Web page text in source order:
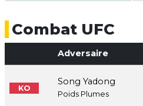
Combat UFC
Adversaire
KO
Song Yadong
Poids Plumes